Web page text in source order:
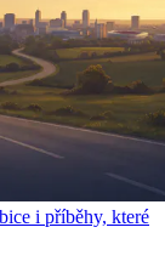
i příběhy, které